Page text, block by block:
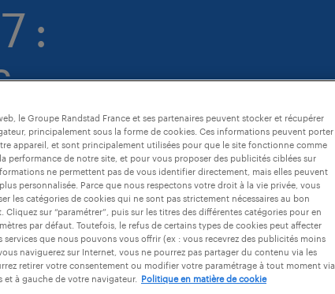
:
le Groupe Randstad France et ses partenaires peuvent stocker et récupérer
principalement sous la forme de cookies. Ces informations peuvent porter
appareil, et sont principalement utilisées pour que le site fonctionne comme
performance de notre site, et pour vous proposer des publicités ciblées sur
ne permettent pas de vous identifier directement, mais elles peuvent
personnalisée. Parce que nous respectons votre droit à la vie privée, vous
les catégories de cookies qui ne sont pas strictement nécessaires au bon
sur “paramétrer”, puis sur les titres des différentes catégories pour en
par défaut. Toutefois, le refus de certains types de cookies peut affecter
que nous pouvons vous offrir (ex : vous recevrez des publicités moins
naviguerez sur Internet, vous ne pourrez pas partager du contenu via les
retirer votre consentement ou modifier votre paramétrage à tout moment via
et à gauche de votre navigateur.
Politique en matière de cookie